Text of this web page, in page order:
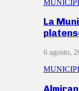
La
6 agosto,